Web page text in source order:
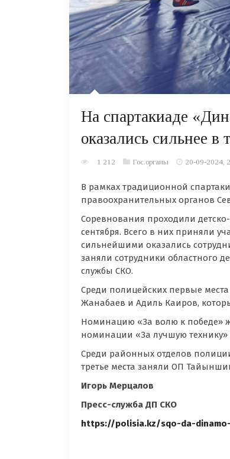
На спартакиаде
оказались сильнее
1 212 Гос.органы 20-09-2024,
В рамках традиционной
правоохранительных органов
Соревнования проходили
сентября. Всего в них приняли
сильнейшими оказались
заняли сотрудники областного
службы СКО.
Среди полицейских первые
Жанабаев и Адиль Каиров,
Номинацию «За волю к победе»
номинации «За лучшую
Среди районных отделов
третье места заняли ОП
Игорь Мерцалов
Пресс-служба ДП СКО
https://polisia.kz/sqo-da-